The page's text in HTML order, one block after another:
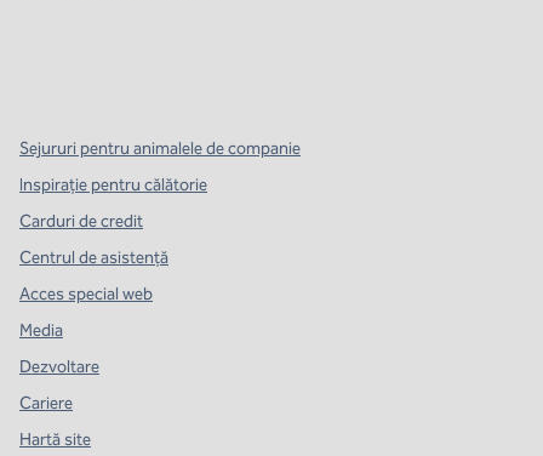
Sejururi pentru animalele de companie
Inspirație pentru călătorie
Carduri de credit
Centrul de asistență
Acces special web
Media
Dezvoltare
Cariere
Hartă site